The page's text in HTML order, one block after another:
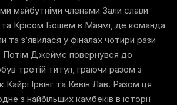
майбутніми членами Зали слави
Крісом Бошем в Маямі, де команда
та з’явилася у фіналах чотири рази
Потім Джеймс повернувся до
третій титул, граючи разом з
Кайрі Ірвінг та Кевін Лав. Разом ця
з найбільших камбеків в історії